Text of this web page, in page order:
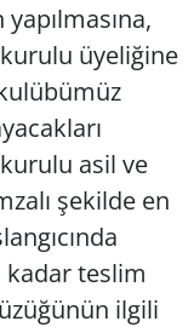
üyeliğine
asil ve
şekilde en
teslim
ilgili